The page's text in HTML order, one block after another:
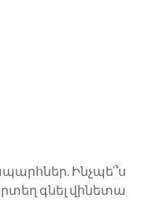
Ինչպե՞ս
գնել վինետա